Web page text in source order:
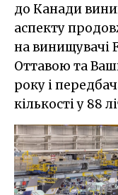
до Канади
аспекту
на винищувачі
Оттавою та
року і
кількості у 88